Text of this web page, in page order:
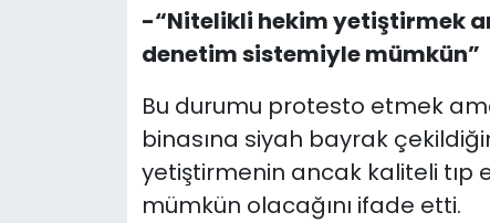
-“Nitelikli hekim yetiştirmek
denetim sistemiyle mümkün”
Bu durumu protesto etmek
binasına siyah bayrak
yetiştirmenin ancak kaliteli tıp
mümkün olacağını ifade etti.